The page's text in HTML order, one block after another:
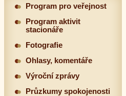
Program pro veřejnost
Program aktivit
stacionáře
Fotografie
Ohlasy, komentáře
Výroční zprávy
Průzkumy spokojenosti